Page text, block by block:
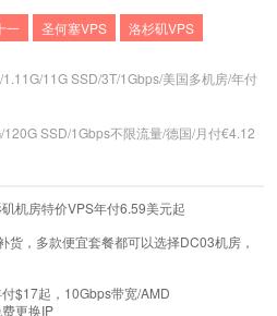
一 圣何塞VPS 洛杉矶VPS
11G SSD/3T/1Gbps/美国多机房/年付
SSD/1Gbps不限流量/德国/月付€4.12
机房特价VPS年付6.59美元起
，多款便宜套餐都可以选择DC03机房，
$17起，10Gbps带宽/AMD
更换IP